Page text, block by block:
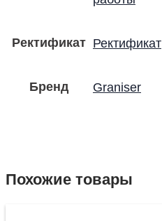
Ректификат Ректификат
Бренд Graniser
Похожие товары